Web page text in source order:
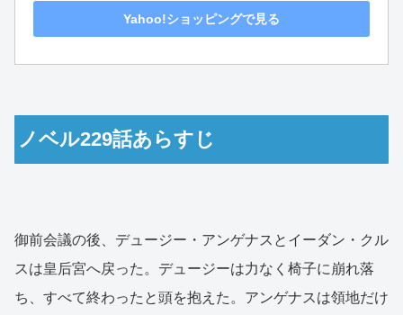
Yahoo!ショッピングで見る
ノベル229話あらすじ
御前会議の後、デュージー・アンゲナスとイーダン・クル
スは皇后宮へ戻った。デュージーは力なく椅子に崩れ落
ち、すべて終わったと頭を抱えた。アンゲナスは領地だけ